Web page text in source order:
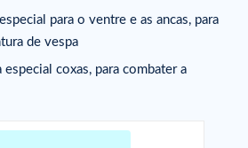
para o ventre e as ancas, para
de vespa
especial coxas, para combater a